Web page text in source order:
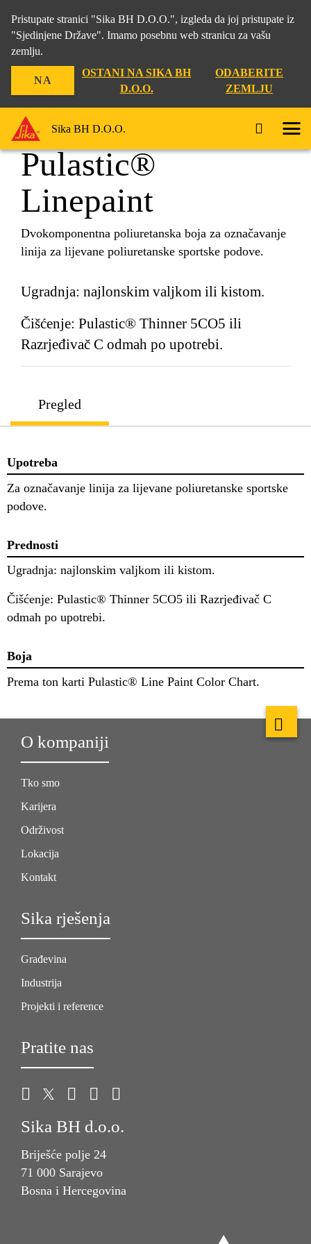
Pristupate stranici "Sika BH D.O.O.", izgleda da joj pristupate iz
"Sjedinjene Države". Imamo posebnu web stranicu za vašu
zemlju.
NA
OSTANI NA SIKA BH
D.O.O.
ODABERITE
ZEMLJU
Sika BH D.O.O.
... Pulastic® Linepaint
Pulastic®
Linepaint
Dvokomponentna poliuretanska boja za označavanje
linija za lijevane poliuretanske sportske podove.
Ugradnja: najlonskim valjkom ili kistom.
Čišćenje: Pulastic® Thinner 5CO5 ili
Razrjeđivač C odmah po upotrebi.
Pregled
Upotreba
Za označavanje linija za lijevane poliuretanske sportske
podove.
Prednosti
Ugradnja: najlonskim valjkom ili kistom.
Čišćenje: Pulastic® Thinner 5CO5 ili Razrjeđivač C
odmah po upotrebi.
Boja
Prema ton karti Pulastic® Line Paint Color Chart.
O kompaniji
Tko smo
Karijera
Održivost
Lokacija
Kontakt
Sika rješenja
Građevina
Industrija
Projekti i reference
Pratite nas
Sika BH d.o.o.
Briješće polje 24
71 000 Sarajevo
Bosna i Hercegovina